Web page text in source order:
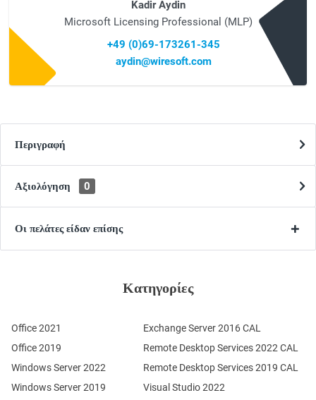
Kadir Aydin
Microsoft Licensing Professional (MLP)
+49 (0)69-173261-345
aydin@wiresoft.com
Περιγραφή
Αξιολόγηση 0
Οι πελάτες είδαν επίσης
Κατηγορίες
Office 2021
Office 2019
Windows Server 2022
Windows Server 2019
Remote Desktop Services 2022 CAL
Remote Desktop Services 2019 CAL
Exchange Server 2016 CAL
Visual Studio 2022